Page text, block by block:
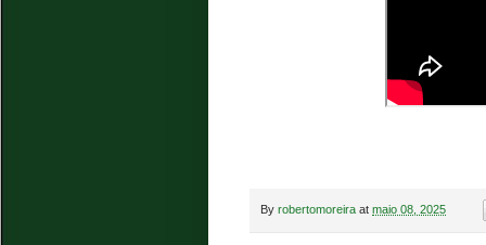
By robertomoreira at maio 08, 2025